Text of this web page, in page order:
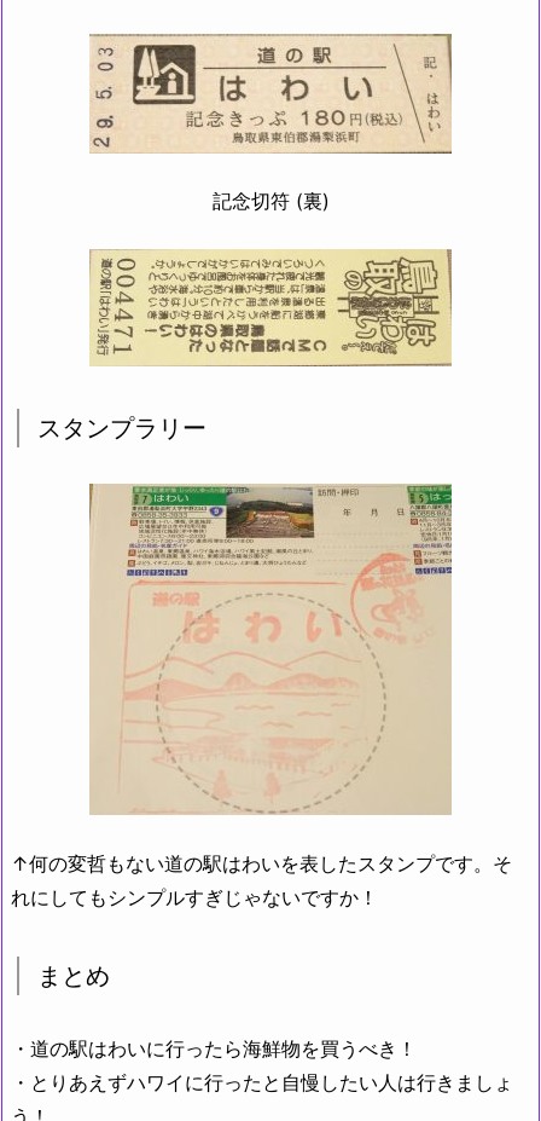
記念切符 (裏)
スタンプラリー
↑何の変哲もない道の駅はわいを表したスタンプです。そ
れにしてもシンプルすぎじゃないですか！
まとめ
・道の駅はわいに行ったら海鮮物を買うべき！
・とりあえずハワイに行ったと自慢したい人は行きましょ
う！